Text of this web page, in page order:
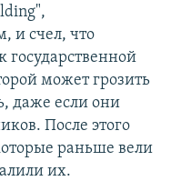
и счел, что
государственной
может грозить
даже если они
После этого
раньше вели
их.